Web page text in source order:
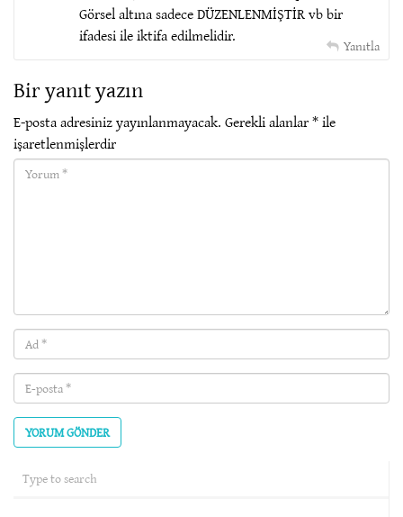
Görsel altına sadece DÜZENLENMİŞTİR vb bir
ifadesi ile iktifa edilmelidir.
Yanıtla
Bir yanıt yazın
E-posta adresiniz yayınlanmayacak. Gerekli alanlar*ile
işaretlenmişlerdir
Yorum(required)
Ad
(required)
E-
posta
(required)